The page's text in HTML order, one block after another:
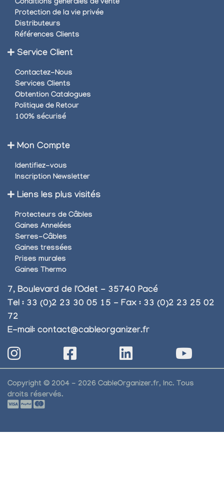
Conditions générales de vente
Protection de la vie privée
Distributeurs
Références Clients
Service Client
Contactez-Nous
Services Clients
Obtention Catalogues
Politique de Retour
100% sécurisé
Mon Compte
Identifiez-vous
Inscription Newsletter
Liens les plus visités
Protecteurs de Câbles
Gaines Annelées
Serres-Câbles
Gaines tressées
Prises murales
Gaines Thermo
7, Boulevard de l'Odet - 35740 Pacé
Tel : 33 (0)2 23 30 05 15 - Fax : 33 (0)2 23 25 02
72
E-mail: contact@cableorganizer.fr
Copyright © 2004 - 2026 CableOrganizer.fr, Inc. Tous
droits réservés.